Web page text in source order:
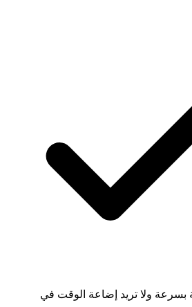
بسرعة ولا تريد إضاعة الوقت في